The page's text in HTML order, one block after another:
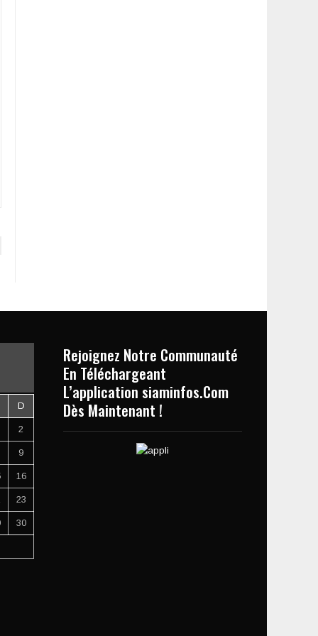
D
2
9
16
23
30
Rejoignez Notre Communauté
En Téléchargeant
L’application siaminfos.Com
Dès Maintenant !